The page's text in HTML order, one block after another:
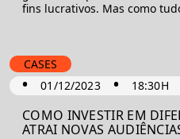
fins lucrativos. Mas como
CASES
• 01/12/2023 • 18:30H
COMO INVESTIR EM
ATRAI NOVAS